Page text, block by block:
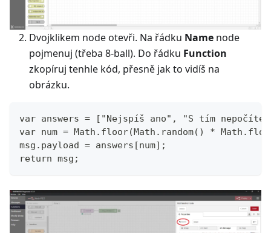
Dvojklikem node otevři. Na řádku Name node
pojmenuj (třeba 8-ball). Do řádku Function
zkopíruj tenhle kód, přesně jak to vidíš na
obrázku.
var answers = ["Nejspíš ano", "S tím
var num = Math.floor(Math.random() *
msg.payload = answers[num];
return msg;